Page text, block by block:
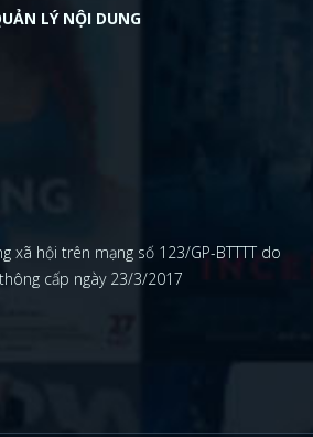
LÝ NỘI DUNG
xã hội trên mạng số 123/GP-BTTTT do
cấp ngày 23/3/2017